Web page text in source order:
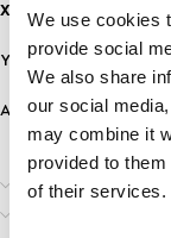
We use cookies
provide social
We also share
our social
may combine it
provided to
of their services.
Χαρακτηριστικά:
Υλικό: Ανοξείδωτο
Ανθεκτικότητα:
Επιπλέον